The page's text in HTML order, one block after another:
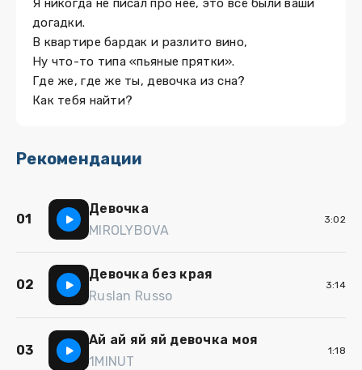
Я никогда не писал про неё, это всё были ваши
догадки.
В квартире бардак и разлито вино,
Ну что-то типа «пьяные прятки».
Где же, где же ты, девочка из сна?
Как тебя найти?
Рекомендации
01
Девочка
MIROLYBOVA
3:02
02
Девочка без края
Ruslan Russo
3:14
03
Ай ай яй яй девочка моя
1MINUT
1:18